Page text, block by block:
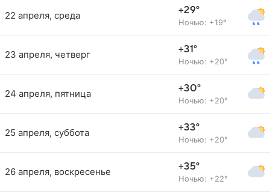
22 апреля, среда +29°
Ночью: +19°
23 апреля, четверг +31°
Ночью: +20°
24 апреля, пятница +30°
Ночью: +20°
25 апреля, суббота +33°
Ночью: +20°
26 апреля, воскресенье +35°
Ночью: +22°